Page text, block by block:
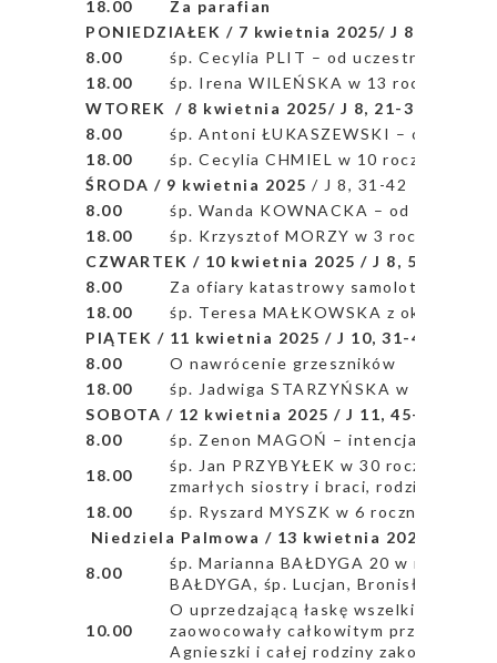
18.00
Za parafian
PONIEDZIAŁEK / 7 kwietnia 2025/ J 8, 1-11
8.00
śp. Cecylia PLIT – od uczestników
18.00
śp. Irena WILEŃSKA w 13 rocznicę
WTOREK / 8 kwietnia 2025/ J 8, 21-30
8.00
śp. Antoni ŁUKASZEWSKI – od
18.00
śp. Cecylia CHMIEL w 10 rocznicę
ŚRODA / 9 kwietnia 2025 / J 8, 31-42
8.00
śp. Wanda KOWNACKA – od
18.00
śp. Krzysztof MORZY w 3 rocznicę
CZWARTEK / 10 kwietnia 2025 / J 8, 51-59
8.00
Za ofiary katastrowy samolotu Tu -
18.00
śp. Teresa MAŁKOWSKA z okazji
PIĄTEK / 11 kwietnia 2025 / J 10, 31-42
8.00
O nawrócenie grzeszników
18.00
śp. Jadwiga STARZYŃSKA w 19
SOBOTA / 12 kwietnia 2025 / J 11, 45-57
8.00
śp. Zenon MAGOŃ – intencja od
18.00
śp. Jan PRZYBYŁEK w 30 rocznicę
zmarłych siostry i braci, rodziców z
18.00
śp. Ryszard MYSZK w 6 rocznice
Niedziela Palmowa / 13 kwietnia 2025 / Łk
8.00
śp. Marianna BAŁDYGA 20 w rocz.
BAŁDYGA, śp. Lucjan, Bronisława(k),
10.00
O uprzedzającą łaskę wszelkich
zaowocowały całkowitym
Agnieszki i całej rodziny zakonnej